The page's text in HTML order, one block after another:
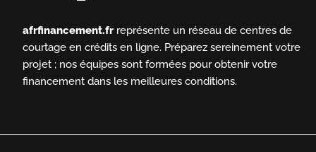
afrfinancement.fr représente un réseau de centres de
courtage en crédits en ligne. Préparez sereinement votre
projet ; nos équipes sont formées pour obtenir votre
financement dans les meilleures conditions.